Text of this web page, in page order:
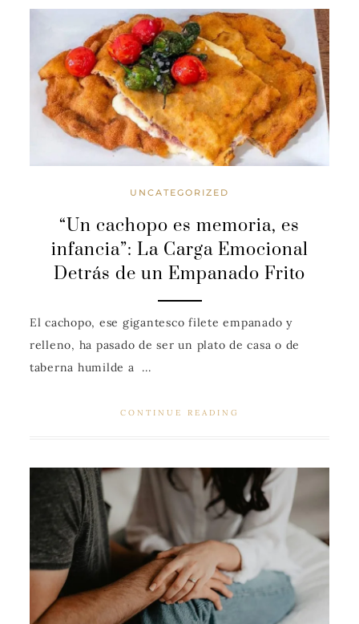
UNCATEGORIZED
“Un cachopo es memoria, es
infancia”: La Carga Emocional
Detrás de un Empanado Frito
El cachopo, ese gigantesco filete empanado y
relleno, ha pasado de ser un plato de casa o de
taberna humilde a ...
CONTINUE READING